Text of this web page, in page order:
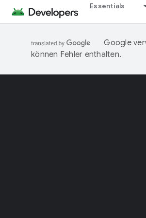
Essentials
Google
können Fehler enthalten.